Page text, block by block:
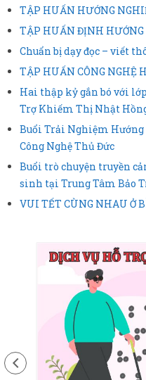
Dịch vụ hỗ trợ
Giúp đỡ
Liên hệ
TẬP HUẤN HƯỚNG
TẬP HUẤN ĐỊNH
Chuẩn bị dạy đọc – viết
TẬP HUẤN CÔNG NGHỆ
Hai thập kỷ gắn bó với
Trợ Khiếm Thị Nhật
Buổi Trải Nghiệm Hướng
Công Nghệ Thủ Đức
Buổi trò chuyện truyền
sinh tại Trung Tâm Bảo
VUI TẾT CÙNG NHAU Ở